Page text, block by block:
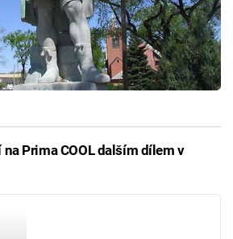
Prima COOL dalším dílem v